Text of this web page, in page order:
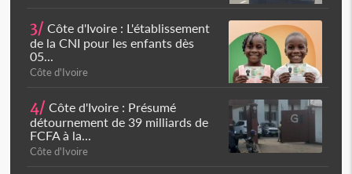
3/ Côte d'Ivoire : L'établissement
de la CNI pour les enfants dès
05...
Côte d'Ivoire
4/ Côte d'Ivoire : Présumé
détournement de 39 milliards de
FCFA à la...
Côte d'Ivoire